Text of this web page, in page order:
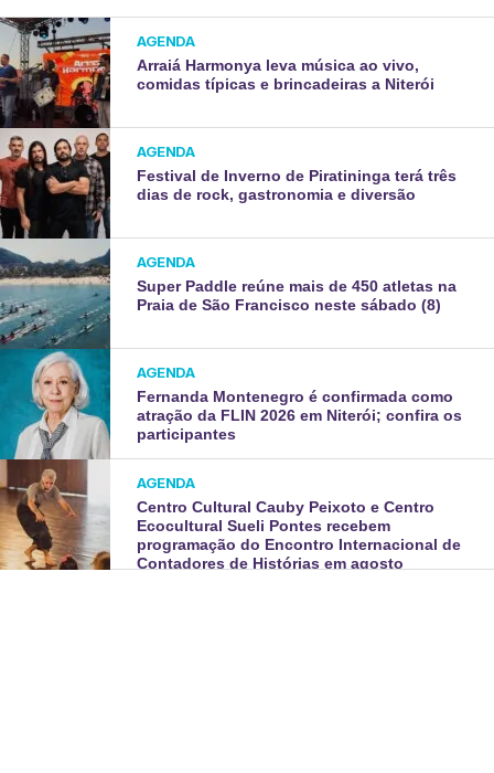
AGENDA
Arraiá Harmonya leva música ao vivo,
comidas típicas e brincadeiras a Niterói
AGENDA
Festival de Inverno de Piratininga terá três
dias de rock, gastronomia e diversão
AGENDA
Super Paddle reúne mais de 450 atletas na
Praia de São Francisco neste sábado (8)
AGENDA
Fernanda Montenegro é confirmada como
atração da FLIN 2026 em Niterói; confira os
participantes
AGENDA
Centro Cultural Cauby Peixoto e Centro
Ecocultural Sueli Pontes recebem
programação do Encontro Internacional de
Contadores de Histórias em agosto